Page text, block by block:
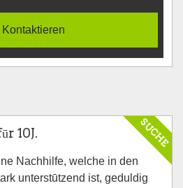
Kontaktieren
SUCHE
10J.
Nachhilfe, welche in den
unterstūtzend ist, geduldig